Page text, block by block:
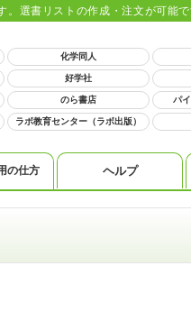
選書リストの作成・注文が可能で
化学同人
好学社
のら書店 パ
ラボ教育センター（ラボ出版）
の仕方 ヘルプ